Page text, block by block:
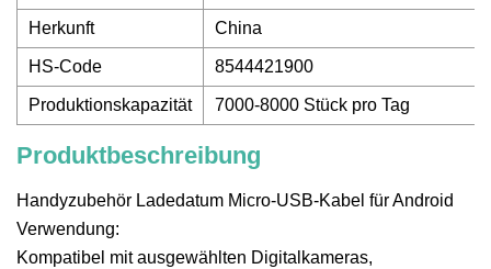
Herkunft China
HS-Code 8544421900
Produktionskapazität 7000-8000 Stück pro Tag
Produktbeschreibung
Handyzubehör Ladedatum Micro-USB-Kabel für Android
Verwendung:
Kompatibel mit ausgewählten Digitalkameras,